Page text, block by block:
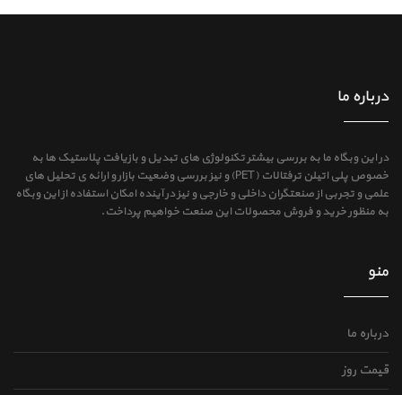
درباره ما
در این وبگاه ما به بررسی بیشتر تکنولوژی های تبدیل و بازیافت پلاستیک ها به
خصوص پلی اتیلن ترفتالات (PET) و نیز بررسی وضعیت بازار و ارائه ی تحلیل های
علمی و تجربی از صنعتگران داخلی و خارجی و نیز در آینده امکان استفاده از این وبگاه
به منظور خرید و فروش محصولات این صنعت خواهیم پرداخت.
منو
درباره ما
قیمت روز